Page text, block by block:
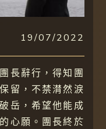
19/07/2022
長辭行，得知團
留，不禁潸然淚
岳，希望他能成
心願。團長終於